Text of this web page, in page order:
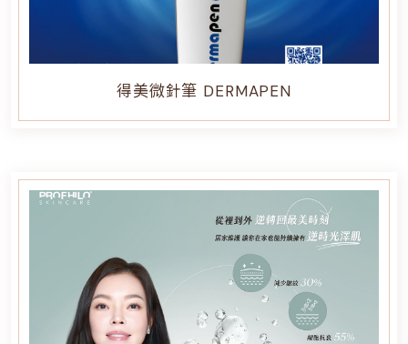
得美微針筆 DERMAPEN